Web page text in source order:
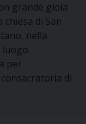
grande gioia
di San
nella
luogo
per
di